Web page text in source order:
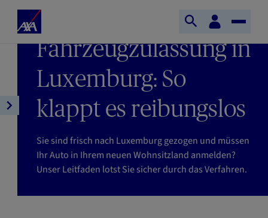
Direkt zum Inhalt
t
a
i
KundenBereich
S
u
c
f
n
e
n
T
o
g
N
v
g
t
LETZTE AKTUALISIERUNG : 24/07/2026
Fahrzeugzulassung in
Luxemburg: So
klappt es reibungslos
Sie sind frisch nach Luxemburg gezogen und müssen
Ihr Auto in Ihrem neuen Wohnsitzland anmelden?
Unser Leitfaden lotst Sie sicher durch das Verfahren.
A